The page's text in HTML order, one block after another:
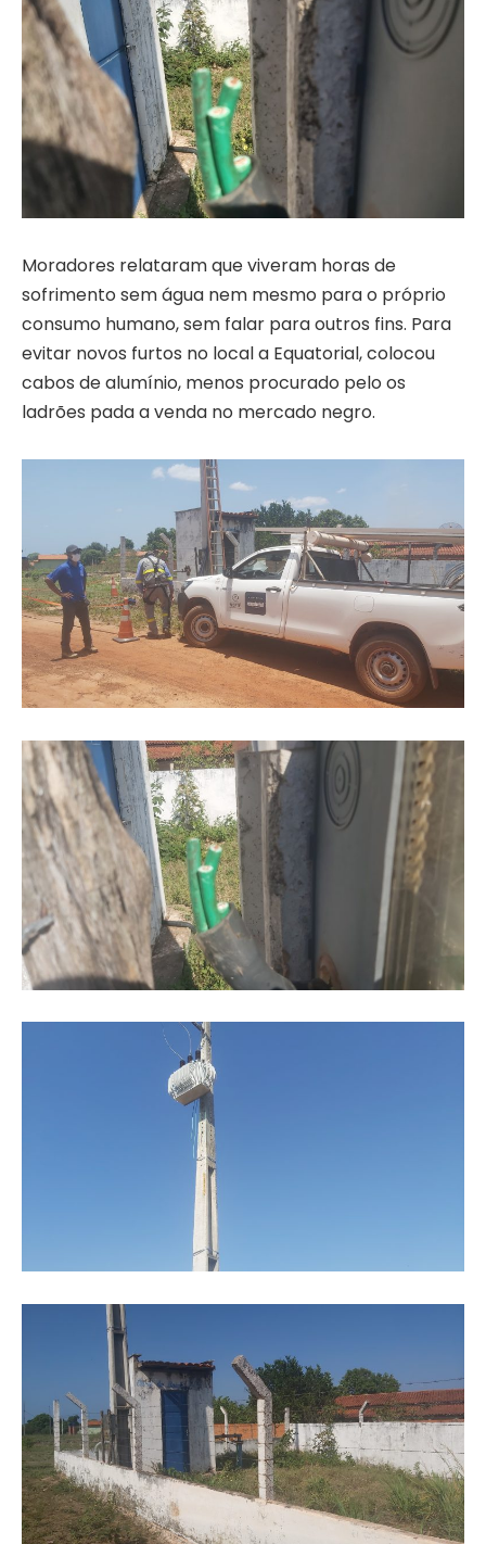
Moradores relataram que viveram horas de
sofrimento sem água nem mesmo para o próprio
consumo humano, sem falar para outros fins. Para
evitar novos furtos no local a Equatorial, colocou
cabos de alumínio, menos procurado pelo os
ladrões pada a venda no mercado negro.